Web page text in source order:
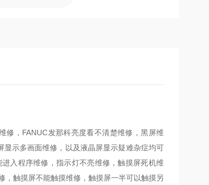
修，FANUC发那科亮度看不清楚维修，黑屏维
示多画面维修，以及液晶屏显示疑难杂症均可
入程序维修，指示灯不亮维修，触摸屏死机维
，触摸屏不能触摸维修，触摸屏一半可以触摸另